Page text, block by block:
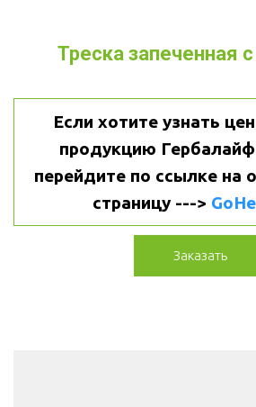
Треска запеченная
Если хотите узнать
продукцию
перейдите по ссылке на
страницу --->
Заказать